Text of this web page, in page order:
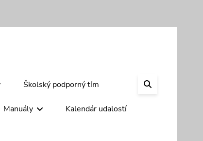
Školský podporný tím
Manuály Kalendár udalostí